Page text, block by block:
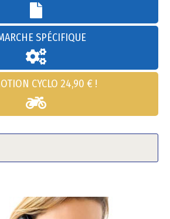
SPÉCIFIQUE
CYCLO 24,90 € !